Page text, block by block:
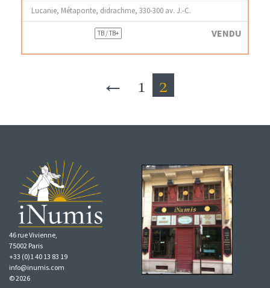
Lucanie, Métaponte, didrachme, 330-300 av. J.-C.
TB / TB+ VENDU
← 1 2
46 rue Vivienne,
75002 Paris
+33 (0)1 40 13 83 19
info@inumis.com
© 2026